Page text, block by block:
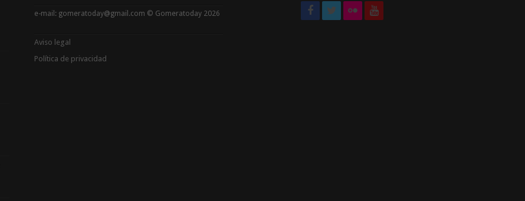
e-mail: gomeratoday@gmail.com © Gomeratoday 2026
Aviso legal
Política de privacidad